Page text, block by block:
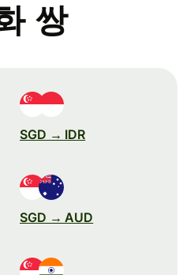
쌍
SGD → IDR
SGD → AUD